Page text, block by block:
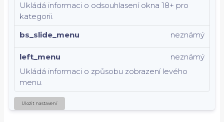
Ukládá informaci o odsouhlasení okna 18+ pro
kategorii.
bs_slide_menu neznámý
left_menu
Ukládá informaci o způsobu zobrazení levého
menu.
neznámý
Uložit nastavení